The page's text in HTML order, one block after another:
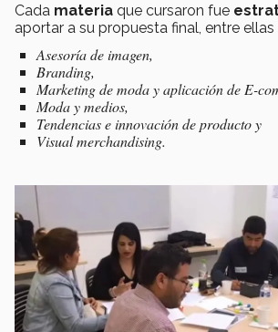
Cada materia que cursaron fue
aportar a su propuesta final, entre
Asesoría de imagen,
Branding,
Marketingde moda y aplicación de E-
Moda y medios,
Tendencias e innovación de producto y
Visualmerchandising.